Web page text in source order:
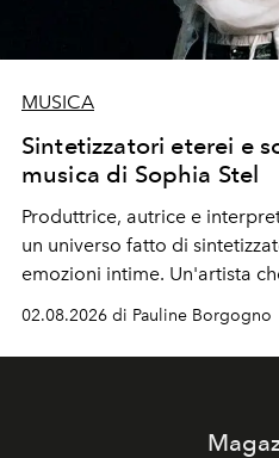
MUSICA
Sintetizzatori eterei e
musica di Sophia Stel
Produttrice, autrice e
un universo fatto di
emozioni intime. Un'artista
02.08.2026 di Pauline Borgogno